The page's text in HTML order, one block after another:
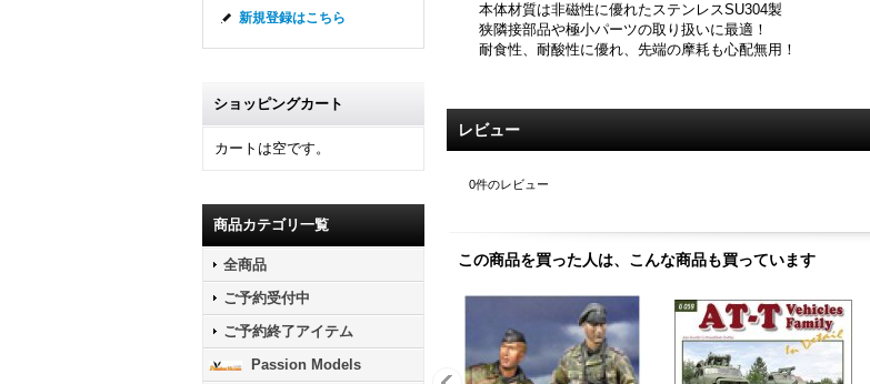
新規登録はこちら
ショッピングカート
カートは空です。
商品カテゴリ一覧
全商品
ご予約受付中
ご予約終了アイテム
Passion Models
本体材質は非磁性に優れたステンレスSU304製
狭隣接部品や極小パーツの取り扱いに最適！
耐食性、耐酸性に優れ、先端の摩耗も心配無用！
レビュー
0件のレビュー
この商品を買った人は、こんな商品も買っています